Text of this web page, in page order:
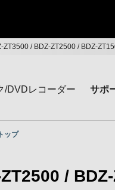
ZT3500 / BDZ-ZT2500 / BDZ-
/DVDレコーダー サポ
ップ
/